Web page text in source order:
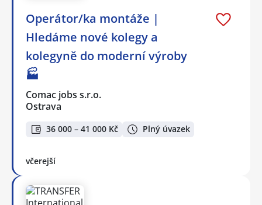
Operátor/ka montáže |
Hledáme nové kolegy a
kolegyně do moderní výroby
🏭
Comac jobs s.r.o.
Ostrava
36 000 – 41 000 Kč Plný úvazek
včerejší